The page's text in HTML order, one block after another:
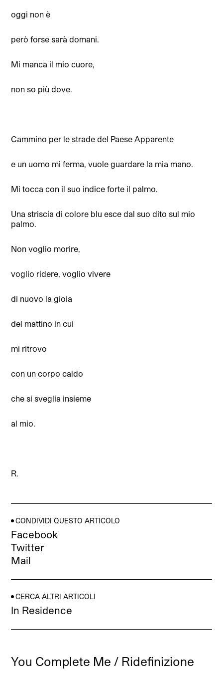
oggi non è
però forse sarà domani.
Mi manca il mio cuore,
non so più dove.
Cammino per le strade del Paese Apparente
e un uomo mi ferma, vuole guardare la mia mano.
Mi tocca con il suo indice forte il palmo.
Una striscia di colore blu esce dal suo dito sul mio
palmo.
Non voglio morire,
voglio ridere, voglio vivere
di nuovo la gioia
del mattino in cui
mi ritrovo
con un corpo caldo
che si sveglia insieme
al mio.
R.
CONDIVIDI QUESTO ARTICOLO
Facebook
Twitter
Mail
CERCA ALTRI ARTICOLI
In Residence
You Complete Me / Ridefinizione